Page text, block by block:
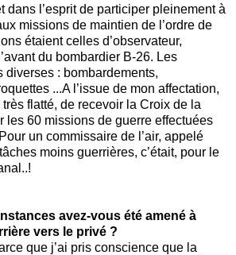
dans l’esprit de participer pleinement à
missions de maintien de l’ordre de
étaient celles d’observateur,
du bombardier B-26. Les
diverses : bombardements,
...A l’issue de mon affectation,
très flatté, de recevoir la Croix de la
les 60 missions de guerre effectuées
un commissaire de l’air, appelé
moins guerrières, c’était, pour le
avez-vous été amené à
vers le privé ?
que j’ai pris conscience que la